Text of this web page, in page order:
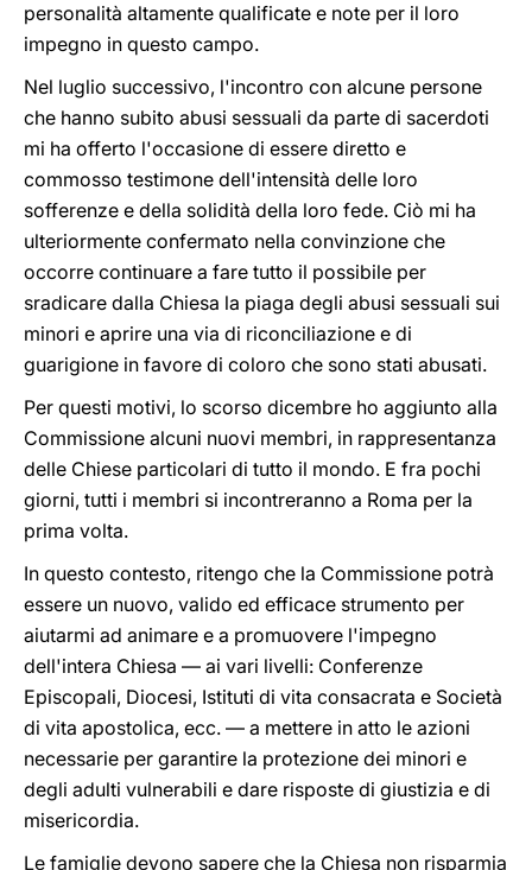
personalità altamente qualificate e note per il loro
impegno in questo campo.
Nel luglio successivo, l'incontro con alcune persone
che hanno subito abusi sessuali da parte di sacerdoti
mi ha offerto l'occasione di essere diretto e
commosso testimone dell'intensità delle loro
sofferenze e della solidità della loro fede. Ciò mi ha
ulteriormente confermato nella convinzione che
occorre continuare a fare tutto il possibile per
sradicare dalla Chiesa la piaga degli abusi sessuali sui
minori e aprire una via di riconciliazione e di
guarigione in favore di coloro che sono stati abusati.
Per questi motivi, lo scorso dicembre ho aggiunto alla
Commissione alcuni nuovi membri, in rappresentanza
delle Chiese particolari di tutto il mondo. E fra pochi
giorni, tutti i membri si incontreranno a Roma per la
prima volta.
In questo contesto, ritengo che la Commissione potrà
essere un nuovo, valido ed efficace strumento per
aiutarmi ad animare e a promuovere l'impegno
dell'intera Chiesa — ai vari livelli: Conferenze
Episcopali, Diocesi, Istituti di vita consacrata e Società
di vita apostolica, ecc. — a mettere in atto le azioni
necessarie per garantire la protezione dei minori e
degli adulti vulnerabili e dare risposte di giustizia e di
misericordia.
Le famiglie devono sapere che la Chiesa non risparmia